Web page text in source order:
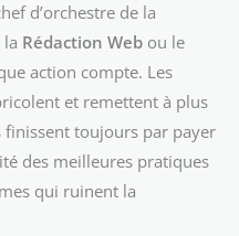
d’orchestre de la
Rédaction Web ou le
action compte. Les
et remettent à plus
finissent toujours par payer
des meilleures pratiques
qui ruinent la